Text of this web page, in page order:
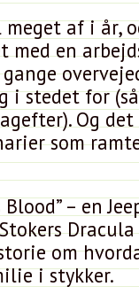
af i år,
med en
i stedet for
Og
som
– en
Dracula
om
i stykker.